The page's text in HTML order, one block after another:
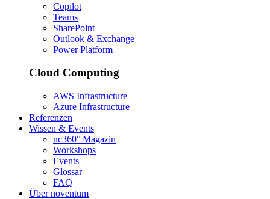
Copilot
Teams
SharePoint
Outlook & Exchange
Power Platform
Cloud Computing
AWS Infrastructure
Azure Infrastructure
Referenzen
Wissen & Events
nc360° Magazin
Workshops
Events
Glossar
FAQ
Über noventum